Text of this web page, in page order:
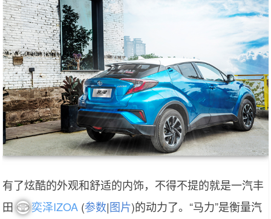
有了炫酷的外观和舒适的内饰，不得不提的就是一汽丰
田
奕泽IZOA (参数|图片)的动力了。“马力”是衡量汽